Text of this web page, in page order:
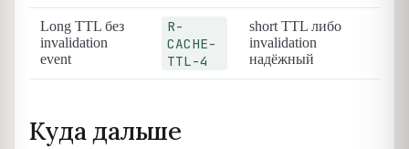
Long TTL без
invalidation
event
R-
CACHE-
TTL-4
short TTL либо
invalidation
надёжный
Куда дальше